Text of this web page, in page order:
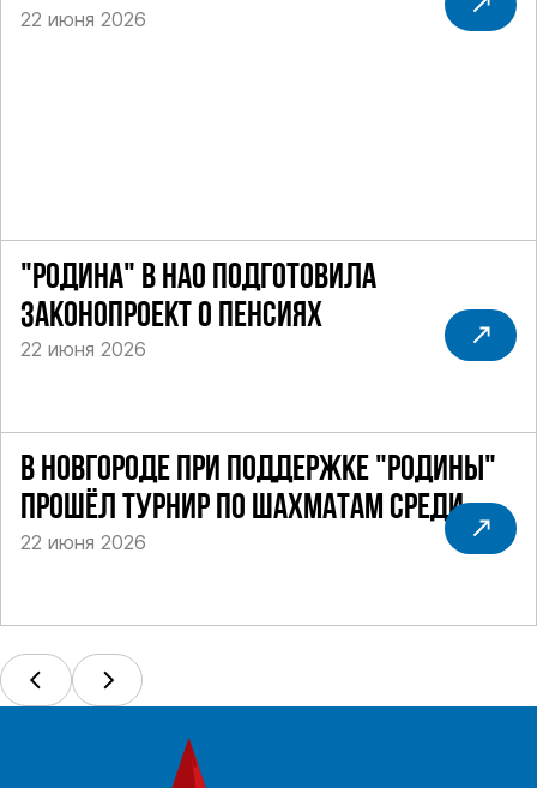
ТАКСИ
22 июня 2026
"РОДИНА" В НАО ПОДГОТОВИЛА
ЗАКОНОПРОЕКТ О ПЕНСИЯХ
22 июня 2026
В НОВГОРОДЕ ПРИ ПОДДЕРЖКЕ "РОДИНЫ"
ПРОШЁЛ ТУРНИР ПО ШАХМАТАМ СРЕДИ
СИЛОВИКОВ
22 июня 2026